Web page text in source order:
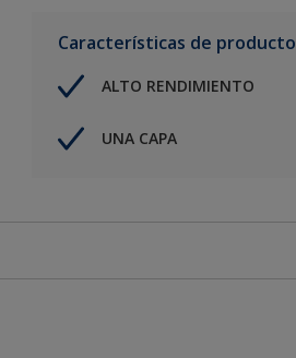
Características de producto
ALTO RENDIMIENTO
UNA CAPA